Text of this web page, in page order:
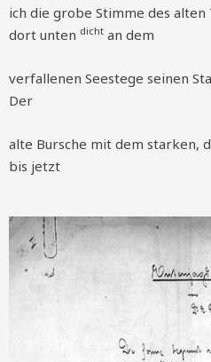
ich die grobe Stimme des alten
dort unten dicht an dem
verfallenen Seestege seinen
Der
alte Bursche mit dem starken,
bis jetzt